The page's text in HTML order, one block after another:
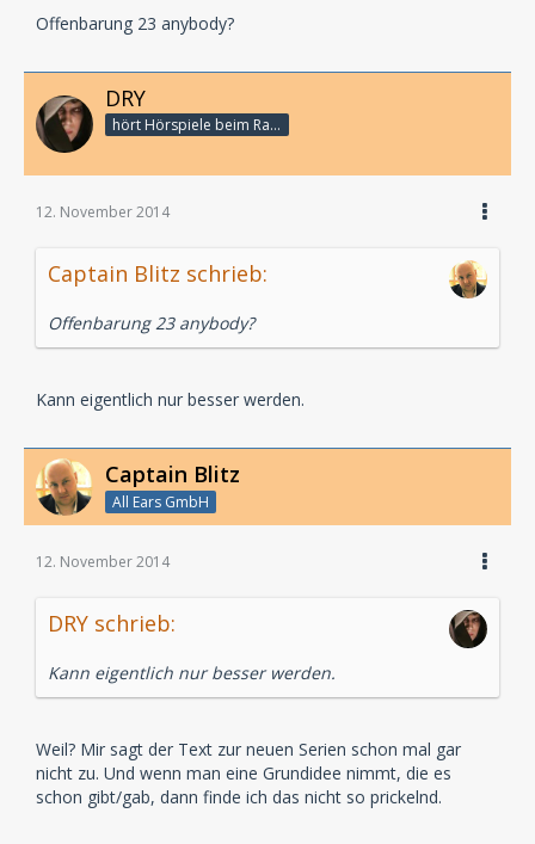
Offenbarung 23 anybody?
DRY
hört Hörspiele beim Rasenmähen
12. November 2014
Captain Blitz schrieb:
Offenbarung 23 anybody?
Kann eigentlich nur besser werden.
Captain Blitz
All Ears GmbH
12. November 2014
DRY schrieb:
Kann eigentlich nur besser werden.
Weil? Mir sagt der Text zur neuen Serien schon mal gar
nicht zu. Und wenn man eine Grundidee nimmt, die es
schon gibt/gab, dann finde ich das nicht so prickelnd.